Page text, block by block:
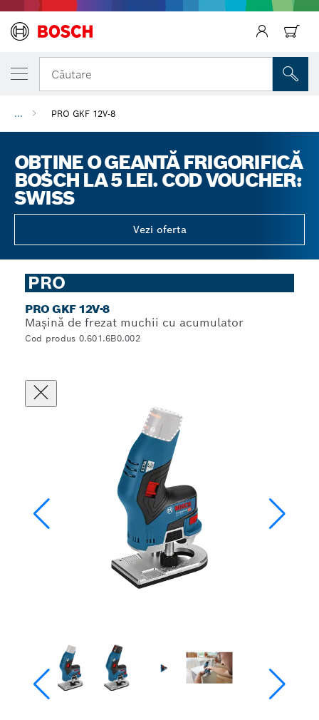
Căutare
... PRO GKF 12V-8
OBȚINE O GEANTĂ FRIGORIFICĂ
BOSCH LA 5 LEI. COD VOUCHER:
SWISS
Vezi oferta
PRO
PRO GKF 12V-8
Maşină de frezat muchii cu acumulator
Cod produs 0.601.6B0.002